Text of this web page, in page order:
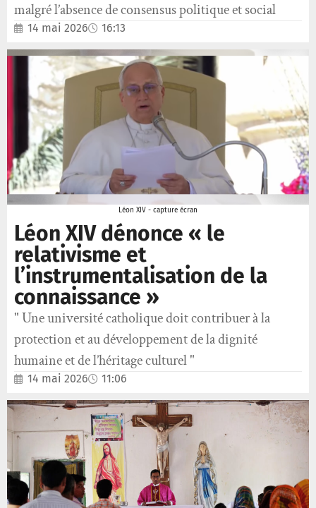
malgré l’absence de consensus politique et social
14 mai 2026 16:13
Léon XIV - capture écran
Léon XIV dénonce « le
relativisme et
l’instrumentalisation de la
connaissance »
" Une université catholique doit contribuer à la
protection et au développement de la dignité
humaine et de l’héritage culturel "
14 mai 2026 11:06